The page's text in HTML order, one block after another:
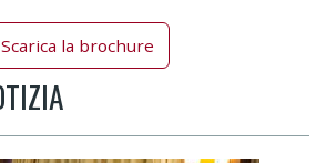
Scarica la brochure